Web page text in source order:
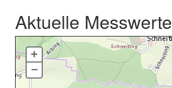
Aktuelle Messwerte
+
–